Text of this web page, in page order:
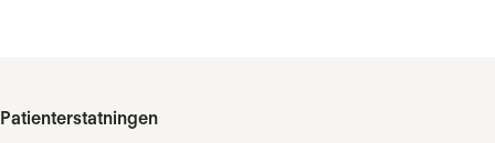
Patienterstatningen